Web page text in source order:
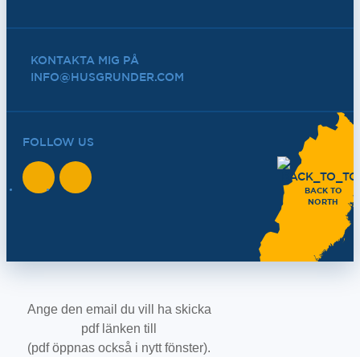
KONTAKTA MIG PÅ
INFO@HUSGRUNDER.COM
FOLLOW US
BACK TO
NORTH
Ange den email du vill ha skicka
pdf länken till
(pdf öppnas också i nytt fönster).